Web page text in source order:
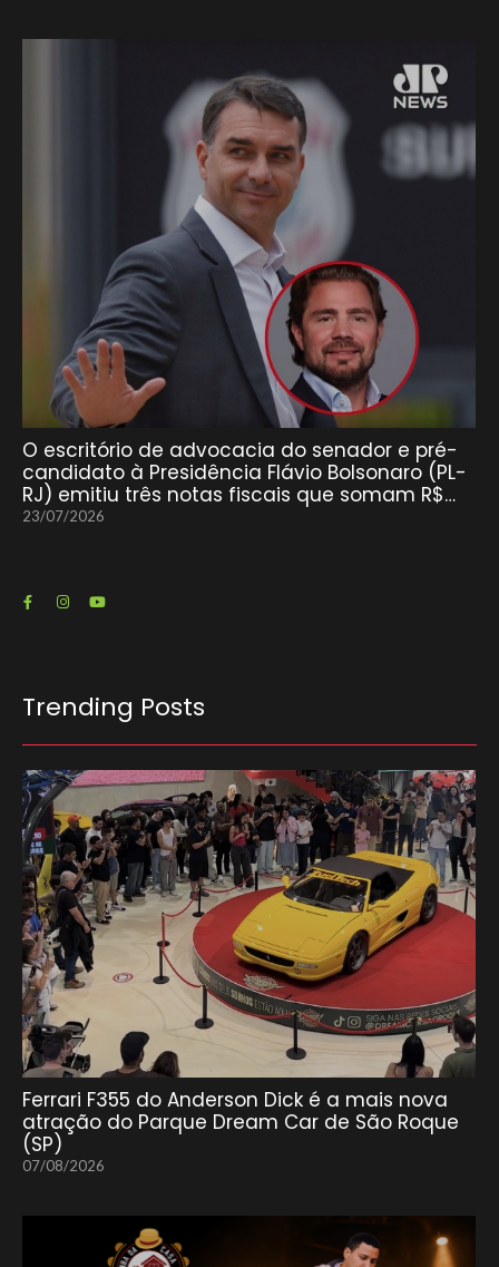
O escritório de advocacia do senador e pré-
candidato à Presidência Flávio Bolsonaro (PL-
RJ) emitiu três notas fiscais que somam R$…
23/07/2026
Trending Posts
Ferrari F355 do Anderson Dick é a mais nova
atração do Parque Dream Car de São Roque
(SP)
07/08/2026